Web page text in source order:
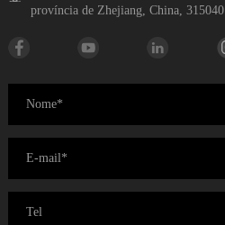
província de Zhejiang, China, 315040